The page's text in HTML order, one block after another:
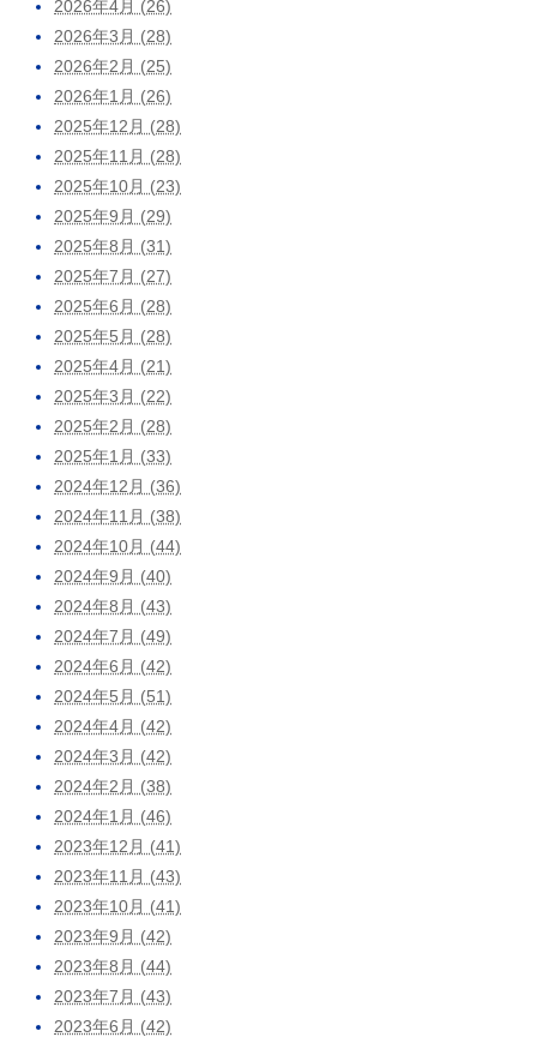
2026年4月 (26)
2026年3月 (28)
2026年2月 (25)
2026年1月 (26)
2025年12月 (28)
2025年11月 (28)
2025年10月 (23)
2025年9月 (29)
2025年8月 (31)
2025年7月 (27)
2025年6月 (28)
2025年5月 (28)
2025年4月 (21)
2025年3月 (22)
2025年2月 (28)
2025年1月 (33)
2024年12月 (36)
2024年11月 (38)
2024年10月 (44)
2024年9月 (40)
2024年8月 (43)
2024年7月 (49)
2024年6月 (42)
2024年5月 (51)
2024年4月 (42)
2024年3月 (42)
2024年2月 (38)
2024年1月 (46)
2023年12月 (41)
2023年11月 (43)
2023年10月 (41)
2023年9月 (42)
2023年8月 (44)
2023年7月 (43)
2023年6月 (42)